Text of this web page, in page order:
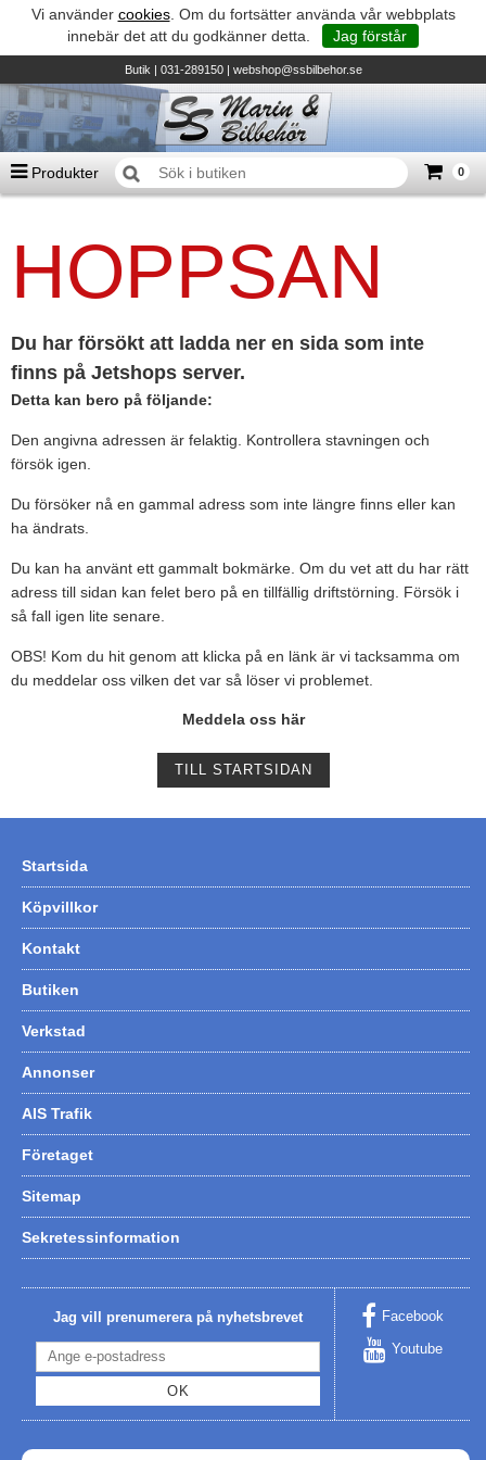
Vi använder cookies. Om du fortsätter använda vår webbplats
innebär det att du godkänner detta.
Jag förstår
Butik| 031-289150 | webshop@ssbilbehor.se
Produkter 0
TILL KASSAN
Biltillbehör och reservdelar - BDS
Micore • Båtar
Suzuki - Utombordare
Suzumar - Gummibåtar
Honda - Utombordare
HonWave - Gummibåtar
Tohatsu - Utombordare
TK Trailer
Volvo Penta Servicedelar
Yanmar Servicedelar
Lowrance
Simrad
B&G
Hummertina
Varta - Batterier
Victron - Batteriladdare
CTEK - Batteriladdare
Webasto - Dieselvärmare
Calix - Packline - Takboxar
Thule - Takboxar
Begagnade Motorer & Båtar
HOPPSAN
Du har försökt att ladda ner en sida som inte
finns på Jetshops server.
Detta kan bero på följande:
Den angivna adressen är felaktig. Kontrollera stavningen och
försök igen.
Du försöker nå en gammal adress som inte längre finns eller kan
ha ändrats.
Du kan ha använt ett gammalt bokmärke. Om du vet att du har rätt
adress till sidan kan felet bero på en tillfällig driftstörning. Försök i
så fall igen lite senare.
OBS! Kom du hit genom att klicka på en länk är vi tacksamma om
du meddelar oss vilken det var så löser vi problemet.
Meddela oss här
TILL STARTSIDAN
Startsida
Köpvillkor
Kontakt
Butiken
Verkstad
Annonser
AIS Trafik
Företaget
Sitemap
Sekretessinformation
Jag vill prenumerera på nyhetsbrevet
OK
Facebook
Youtube